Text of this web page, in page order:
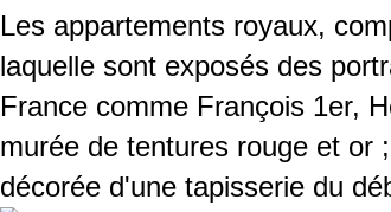
Les appartements royaux,
laquelle sont exposés des
France comme François 1er,
murée de tentures rouge et or
décorée d'une tapisserie du